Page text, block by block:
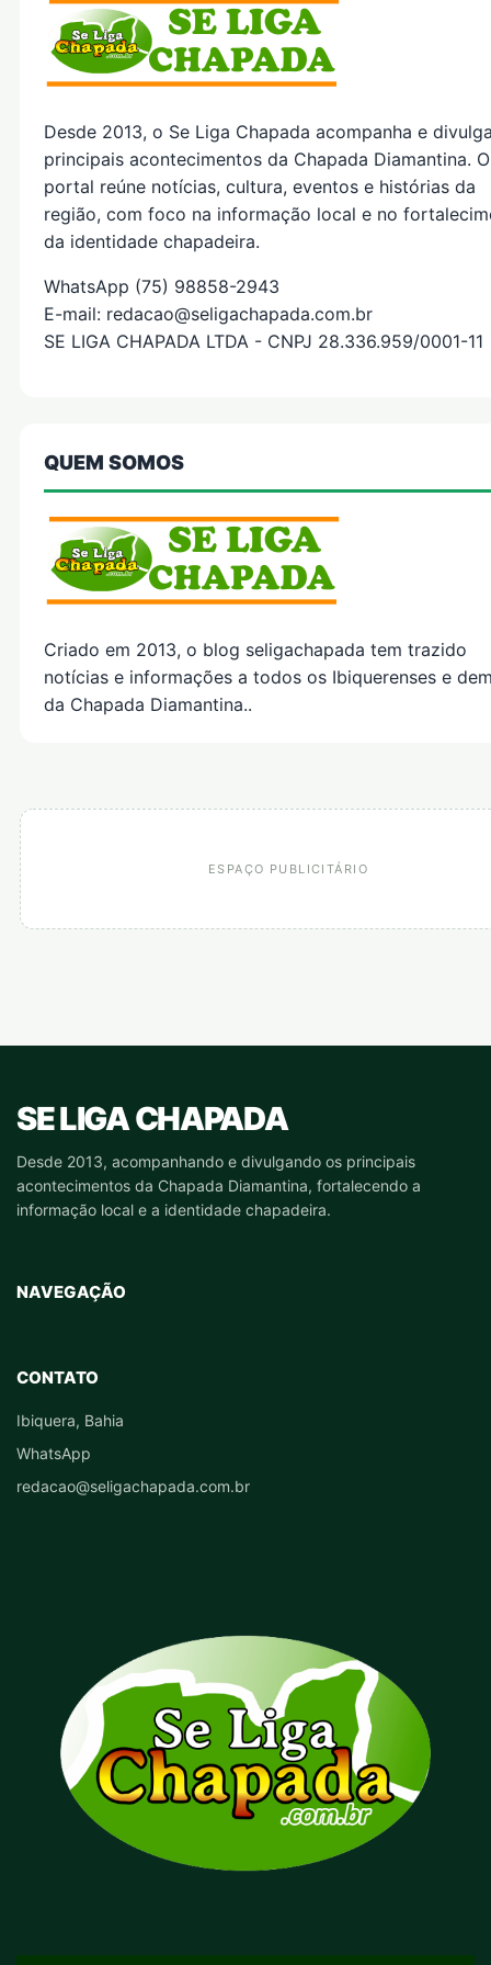
Desde 2013, o Se Liga Chapada acompanha e
principais acontecimentos da Chapada Diamantina. O
portal reúne notícias, cultura, eventos e histórias da
região, com foco na informação local e no
da identidade chapadeira.
WhatsApp (75) 98858-2943
E-mail: redacao@seligachapada.com.br
SE LIGA CHAPADA LTDA - CNPJ 28.336.959/0001-11
QUEM SOMOS
Criado em 2013, o blog seligachapada tem trazido
notícias e informações a todos os Ibiquerenses e
da Chapada Diamantina..
ESPAÇO PUBLICITÁRIO
SE LIGA CHAPADA
Desde 2013, acompanhando e divulgando os principais
acontecimentos da Chapada Diamantina, fortalecendo a
informação local e a identidade chapadeira.
NAVEGAÇÃO
CONTATO
Ibiquera, Bahia
WhatsApp
redacao@seligachapada.com.br